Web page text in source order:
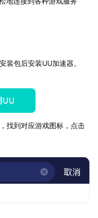
装包后安装UU加速器。
UU
找到对应游戏图标，点击